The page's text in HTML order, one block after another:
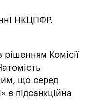
НКЦПФР.
рішенням Комісії
що серед
є підсанкційна